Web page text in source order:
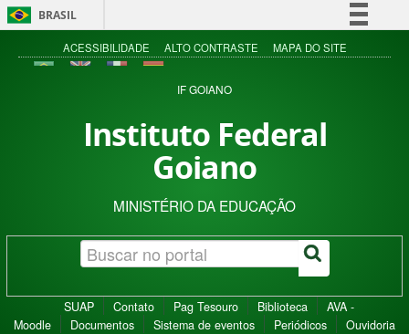
BRASIL
Simplifique!
Acesso à informação
ACESSIBILIDADE ALTO CONTRASTE MAPA DO SITE
IF GOIANO
Instituto Federal
Goiano
MINISTÉRIO DA EDUCAÇÃO
SUAP Contato Pag Tesouro Biblioteca
AVA -
Moodle
Documentos Sistema de eventos Periódicos Ouvidoria